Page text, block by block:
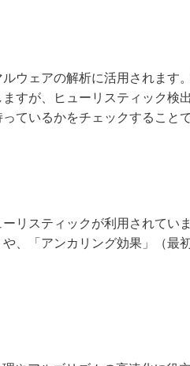
ウェアの解析に活用されます
すが、ヒューリスティック検
ているかをチェックすること
リスティックが利用されてい
、「アンカリング効果」（最